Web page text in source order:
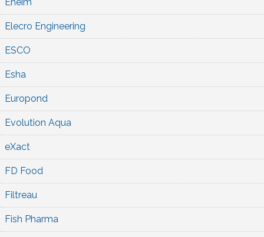
Elecro Engineering
ESCO
Esha
Europond
Evolution Aqua
eXact
FD Food
Filtreau
Fish Pharma